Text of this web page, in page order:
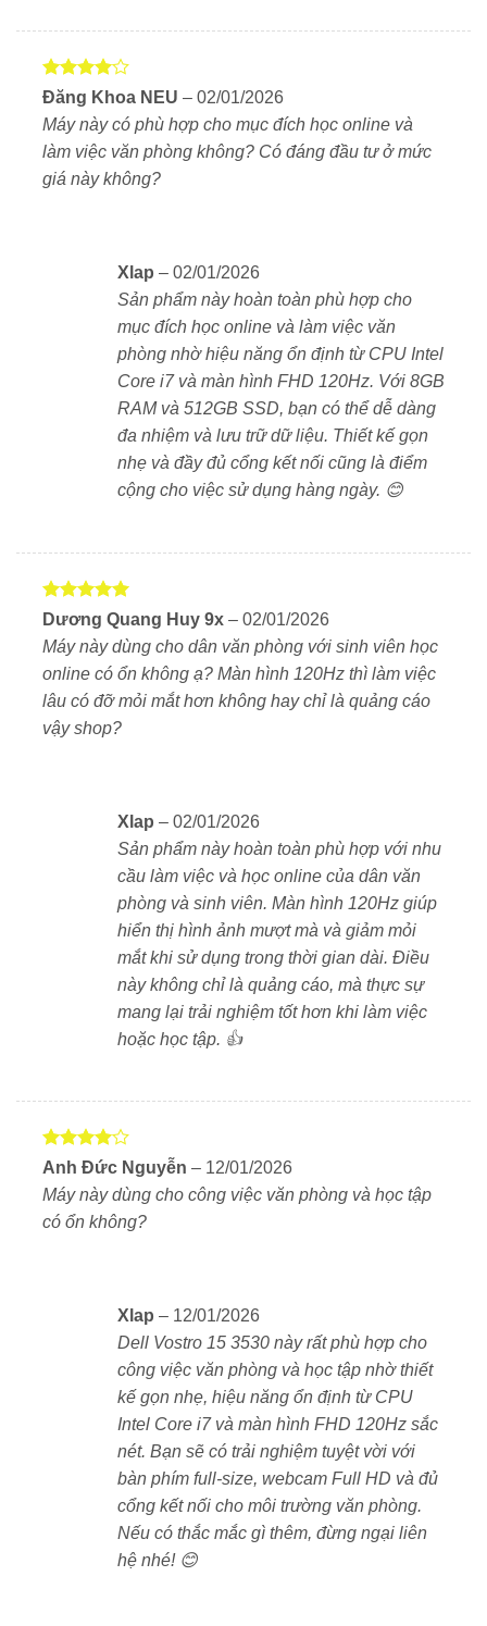
dung lượng 512GB (hoặc tùy chọn 256GB – 1TB).
Giúp máy khởi động nhanh, mở ứng dụng tức thì, truy
xuất dữ liệu mượt mà. Bộ nhớ lớn hỗ trợ tốt cho người
làm việc với tệp dữ liệu nặng hoặc đa phần mềm cùng
lúc.
Bàn phím full-size có phím số giúp nhập liệu nhanh.
Máy sẽ rất thích hợp với dân kế toán hoặc nhân viên
hành chính. Độ nảy tốt, gõ chắc tay, thoải mái khi làm
việc thời gian dài. Touchpad rộng, hỗ trợ đa điểm, thao
tác chính xác. Một số phiên bản hỗ trợ đèn nền giúp
làm việc ban đêm tiện hơn.
1 x USB-C (tùy bản, hỗ trợ Power Delivery &
DisplayPort)
1 x USB-A 3.2 Gen 1
1 x khe thẻ SD
1 x jack tai nghe 3.5mm
1 x cổng mạng LAN RJ-45 dạng gập
Dễ dàng kết nối với màn hình rời, máy chiếu, chuột,
USB, thẻ nhớ hay mạng LAN nội bộ.
Máy tích hợp webcam Full HD 1080p và micro kép
khử nhiễu – cho chất lượng gọi video rõ ràng, ổn định
khi học hoặc họp online. Loa stereo 2 x 2W cho âm
thanh rõ, đủ dùng trong phòng học, phòng họp nhỏ
hoặc không gian yên tĩnh.
Dell Vostro 3530 trang bị pin 3-cell hoặc 4-cell dung
lượng 41–54Wh, cho thời lượng sử dụng khoảng 6–8
tiếng tùy tác vụ. Công nghệExpressChargegiúp sạc
80% pin chỉ trong 60 phút – tiện lợi khi bạn cần mang
máy theo và không có nhiều thời gian sạc.
Có nên mua Dell Vostro 15 3530 Core i7-
Được
xếp hạng
45 sao
Đăng Khoa NEU – 02/01/2026
Máy này có phù hợp cho mục đích học online và
làm việc văn phòng không? Có đáng đầu tư ở mức
giá này không?
Xlap – 02/01/2026
Sản phẩm này hoàn toàn phù hợp cho
mục đích học online và làm việc văn
phòng nhờ hiệu năng ổn định từ CPU Intel
Core i7 và màn hình FHD 120Hz. Với 8GB
RAM và 512GB SSD, bạn có thể dễ dàng
đa nhiệm và lưu trữ dữ liệu. Thiết kế gọn
nhẹ và đầy đủ cổng kết nối cũng là điểm
cộng cho việc sử dụng hàng ngày. 😊
Được xếp
55
sao
Dương Quang Huy 9x – 02/01/2026
Máy này dùng cho dân văn phòng với sinh viên học
online có ổn không ạ? Màn hình 120Hz thì làm việc
lâu có đỡ mỏi mắt hơn không hay chỉ là quảng cáo
vậy shop?
Xlap – 02/01/2026
Sản phẩm này hoàn toàn phù hợp với nhu
cầu làm việc và học online của dân văn
phòng và sinh viên. Màn hình 120Hz giúp
hiển thị hình ảnh mượt mà và giảm mỏi
mắt khi sử dụng trong thời gian dài. Điều
này không chỉ là quảng cáo, mà thực sự
mang lại trải nghiệm tốt hơn khi làm việc
hoặc học tập. 👍
Được
45 sao
Anh Đức Nguyễn – 12/01/2026
Máy này dùng cho công việc văn phòng và học tập
có ổn không?
Xlap – 12/01/2026
Dell Vostro 15 3530 này rất phù hợp cho
công việc văn phòng và học tập nhờ thiết
kế gọn nhẹ, hiệu năng ổn định từ CPU
Intel Core i7 và màn hình FHD 120Hz sắc
nét. Bạn sẽ có trải nghiệm tuyệt vời với
bàn phím full-size, webcam Full HD và đủ
cổng kết nối cho môi trường văn phòng.
Nếu có thắc mắc gì thêm, đừng ngại liên
hệ nhé! 😊